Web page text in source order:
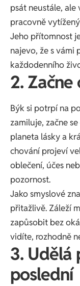
psát neustále, ale
pracovně
Jeho přítomnost
najevo, že s vámi
každodenního
2. Začne
Býk si potrpí na
zamiluje, začne
planeta lásky a
chování projeví
oblečení, účes
pozornost.
Jako smyslové
přitažlivě. Záleží
zapůsobit bez
vidíte, rozhodně
3. Udělá
poslední